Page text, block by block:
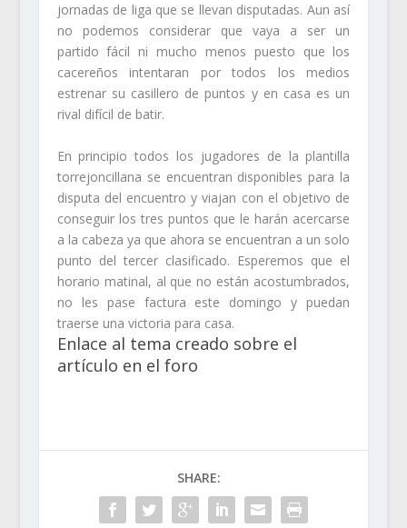
jornadas de liga que se llevan disputadas. Aun así
no podemos considerar que vaya a ser un
partido fácil ni mucho menos puesto que los
cacereños intentaran por todos los medios
estrenar su casillero de puntos y en casa es un
rival difícil de batir.
En principio todos los jugadores de la plantilla
torrejoncillana se encuentran disponibles para la
disputa del encuentro y viajan con el objetivo de
conseguir los tres puntos que le harán acercarse
a la cabeza ya que ahora se encuentran a un solo
punto del tercer clasificado. Esperemos que el
horario matinal, al que no están acostumbrados,
no les pase factura este domingo y puedan
traerse una victoria para casa.
Enlace al tema creado sobre el
artículo en el foro
SHARE: